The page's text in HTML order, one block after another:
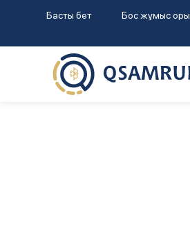
Басты бет Бос жұмыс